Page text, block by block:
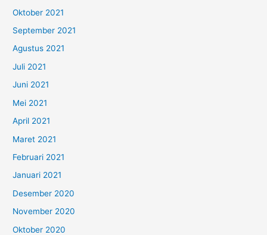
Oktober 2021
September 2021
Agustus 2021
Juli 2021
Juni 2021
Mei 2021
April 2021
Maret 2021
Februari 2021
Januari 2021
Desember 2020
November 2020
Oktober 2020